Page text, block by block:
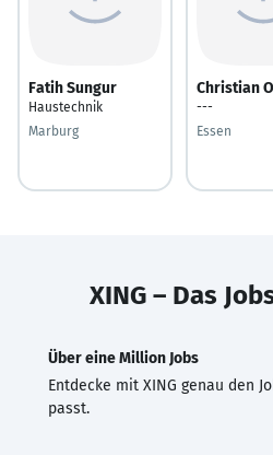
Fatih Sungur
Haustechnik
Marburg
Christian
---
Essen
XING – Das
Über eine Million Jobs
Entdecke mit XING genau den
passt.